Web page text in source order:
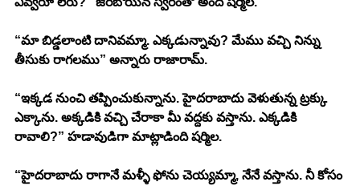
“మా బిడ్డలాంటి దానివమ్మా. ఎక్కడున్నావు? మేము వచ్చి నిన్ను
తీసుకు రాగలము” అన్నారు రాజారామ్.
“ఇక్కడ నుంచి తప్పించుకున్నాను. హైదరాబాదు వెళుతున్న ట్రక్కు
ఎక్కాను. అక్కడికి వచ్చి చేరాకా మీ వద్దకు వస్తాను. ఎక్కడికి
రావాలి?” హడావుడిగా మాట్లాడింది షర్మిల.
“హైదరాబాదు రాగానే మళ్ళీ ఫోను చెయ్యమ్మా, నేనే వస్తాను. నీ కోసం